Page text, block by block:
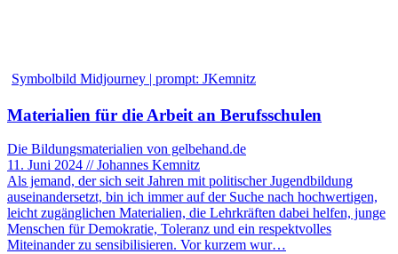
Symbolbild Midjourney | prompt: JKemnitz
Materialien für die Arbeit an Berufsschulen
Die Bildungsmaterialien von gelbehand.de
11. Juni 2024 // Johannes Kemnitz
Als jemand, der sich seit Jahren mit politischer Jugendbildung
auseinandersetzt, bin ich immer auf der Suche nach hochwertigen,
leicht zugänglichen Materialien, die Lehrkräften dabei helfen, junge
Menschen für Demokratie, Toleranz und ein respektvolles
Miteinander zu sensibilisieren. Vor kurzem wur…